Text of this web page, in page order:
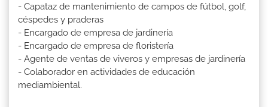
- Capataz de mantenimiento de campos de fútbol, golf,
céspedes y praderas
- Encargado de empresa de jardinería
- Encargado de empresa de floristería
- Agente de ventas de viveros y empresas de jardinería
- Colaborador en actividades de educación
mediambiental.